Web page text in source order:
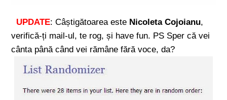
UPDATE: Câștigătoarea este Nicoleta Cojoianu,
verifică-ți mail-ul, te rog, și have fun. PS Sper că vei
cânta până când vei rămâne fără voce, da?